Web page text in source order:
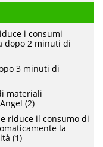
i consumi
dopo 2 minuti di
3 minuti di
materiali
(2)
riduce il consumo di
la
(1)